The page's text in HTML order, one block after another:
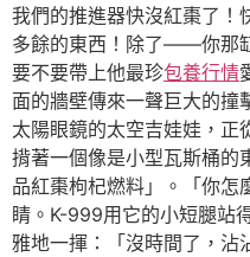
我們的推進器快沒紅棗了！
多餘的東西！除了——你那
要不要帶上他最珍包養行情
面的牆壁傳來一聲巨大的撞
太陽眼鏡的太空吉娃娃，正
揹著一個像是小型瓦斯桶的
品紅棗枸杞燃料」。「你
睛。K-999用它的小短腿站
雅地一揮：「沒時間了，沾